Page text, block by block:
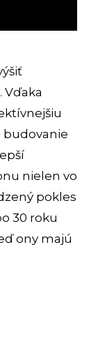
budovanie
nielen vo
pokles
30 roku
ony majú